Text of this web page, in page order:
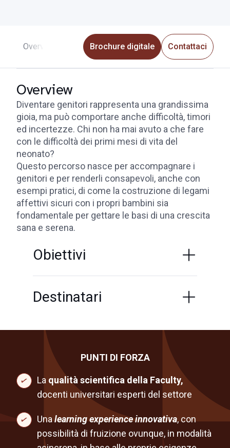
Overview Programma Faculty Iscrizioni e info
Brochure digitale Contattaci
Overview
Diventare genitori rappresenta una grandissima
gioia, ma può comportare anche difficoltà, timori
ed incertezze. Chi non ha mai avuto a che fare
con le difficoltà dei primi mesi di vita del
neonato?
Questo percorso nasce per accompagnare i
genitori e per renderli consapevoli, anche con
esempi pratici, di come la costruzione di legami
affettivi sicuri con i propri bambini sia
fondamentale per gettare le basi di una crescita
sana e serena.
Obiettivi
Destinatari
PUNTI DI FORZA
La qualità scientifica della Faculty,
docenti universitari esperti del settore
Una learning experience innovativa, con
possibilità di fruizione ovunque, in modalità